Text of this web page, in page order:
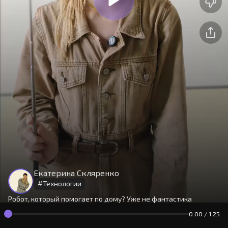
Екатерина Скляренко
#Технологии
Робот, который помогает по дому? Уже не фантастика
0:00 / 1:25
На сайте используются cookies.
Продолжая использовать сайт,
вы принимаете